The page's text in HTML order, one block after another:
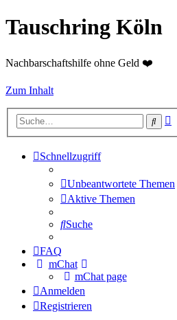
Tauschring Köln
Nachbarschaftshilfe ohne Geld ❤️
Zum Inhalt
Suche
Schnellzugriff
Unbeantwortete Themen
Aktive Themen
Suche
FAQ
mChat
mChat page
Anmelden
Registrieren